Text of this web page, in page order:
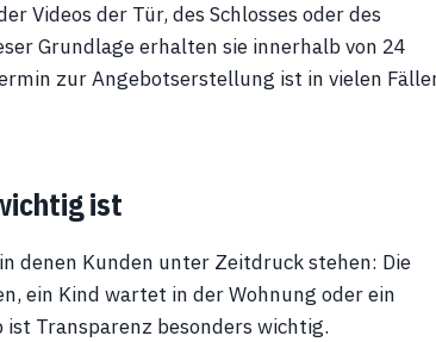
Videos der Tür, des Schlosses oder des
Grundlage erhalten sie innerhalb von 24
zur Angebotserstellung ist in vielen
ist
denen Kunden unter Zeitdruck stehen: Die
ein Kind wartet in der Wohnung oder ein
ist Transparenz besonders wichtig.